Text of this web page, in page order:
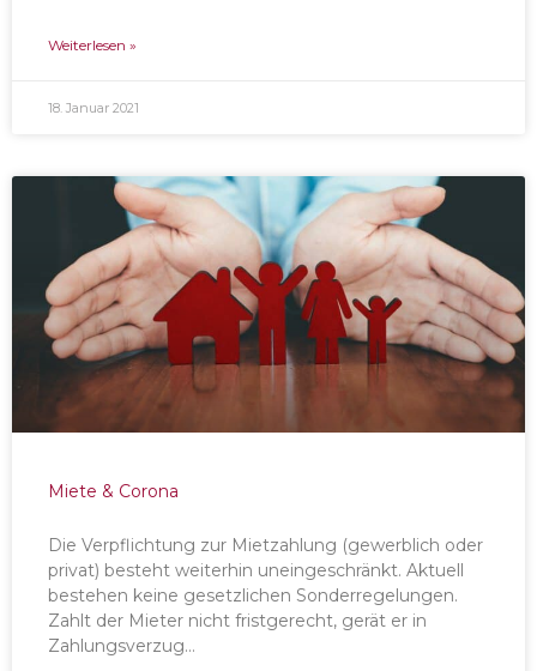
Weiterlesen »
18. Januar 2021
Miete & Corona
Die Verpflichtung zur Mietzahlung (gewerblich oder
privat) besteht weiterhin uneingeschränkt. Aktuell
bestehen keine gesetzlichen Sonderregelungen.
Zahlt der Mieter nicht fristgerecht, gerät er in
Zahlungsverzug…